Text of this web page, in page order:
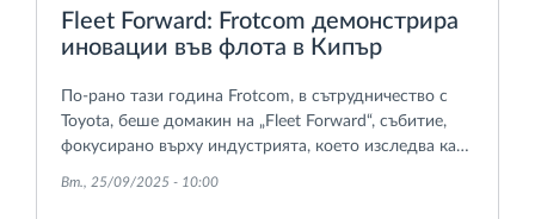
Fleet Forward: Frotcom демонстрира
иновации във флота в Кипър
По-рано тази година Frotcom, в сътрудничество с
Toyota, беше домакин на „Fleet Forward“, събитие,
фокусирано върху индустрията, което изследва как
Вт., 25/09/2025 - 10:00